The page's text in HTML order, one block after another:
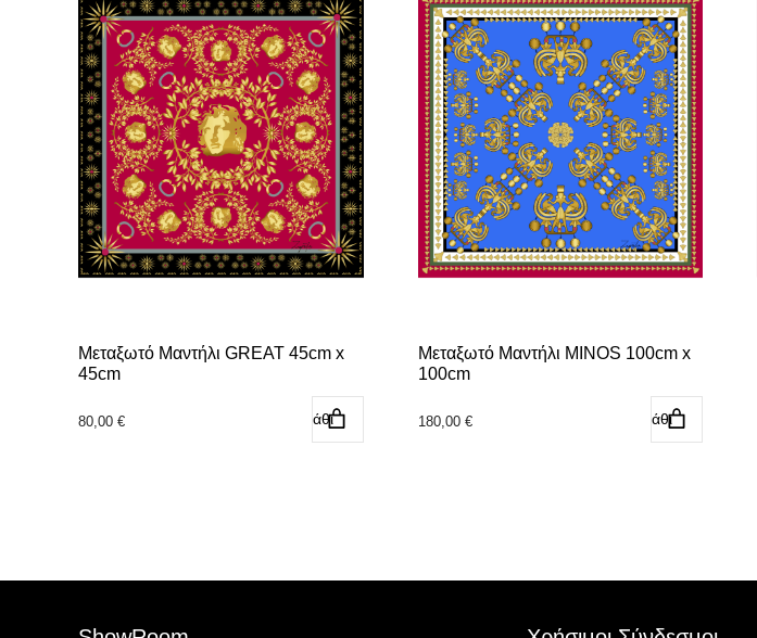
Μεταξωτό Μαντήλι GREAT 45cm x
45cm
80,00 € Προσθήκη στο καλάθι
Μεταξωτό Μαντήλι MINOS 100cm x
100cm
180,00 € Προσθήκη στο καλάθι